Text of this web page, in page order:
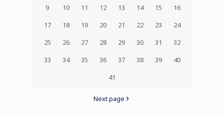
9
10 11 12 13 14 15
16
17
18 19 20 21 22 23
24
25
26 27 28 29 30 31
32
33
34 35 36 37 38 39
40
41
Next page